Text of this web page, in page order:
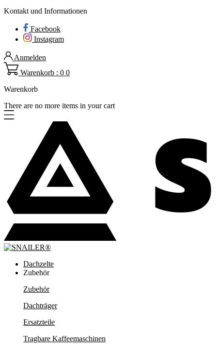
Kontakt und Informationen
Facebook
Instagram
Anmelden
Warenkorb : 0 0
Warenkorb
There are no more items in your cart
Dachzelte
Zubehör
Zubehör
Dachträger
Ersatzteile
Tragbare Kaffeemaschinen